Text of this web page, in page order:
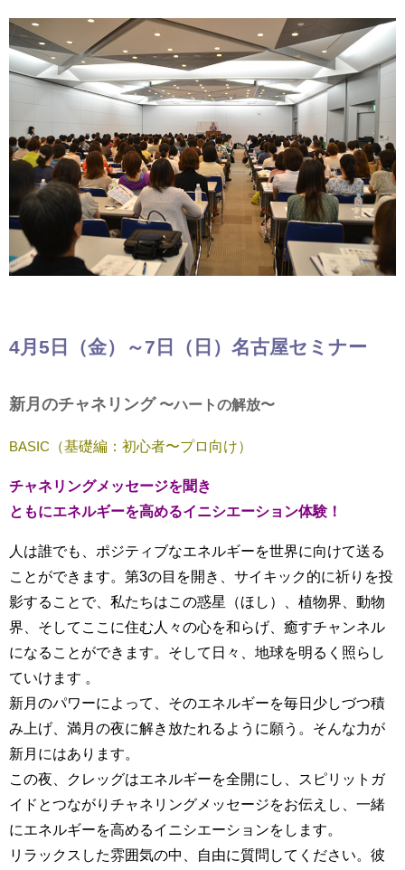
4月5日（金）～7日（日）名古屋セミナー
新月のチャネリング〜ハートの解放〜
BASIC （基礎編：初心者〜プロ向け）
チャネリングメッセージを聞き
ともにエネルギーを高めるイニシエーション体験！
人は誰でも、ポジティブなエネルギーを世界に向けて送る
ことができます。第3の目を開き、サイキック的に祈りを投
影することで、私たちはこの惑星（ほし）、植物界、動物
界、そしてここに住む人々の心を和らげ、癒すチャンネル
になることができます。そして日々、地球を明るく照らし
ていけます 。
新月のパワーによって、そのエネルギーを毎日少しづつ積
み上げ、満月の夜に解き放たれるように願う。そんな力が
新月にはあります。
この夜、クレッグはエネルギーを全開にし、スピリットガ
イドとつながりチャネリングメッセージをお伝えし、一緒
にエネルギーを高めるイニシエーションをします。
リラックスした雰囲気の中、自由に質問してください。彼